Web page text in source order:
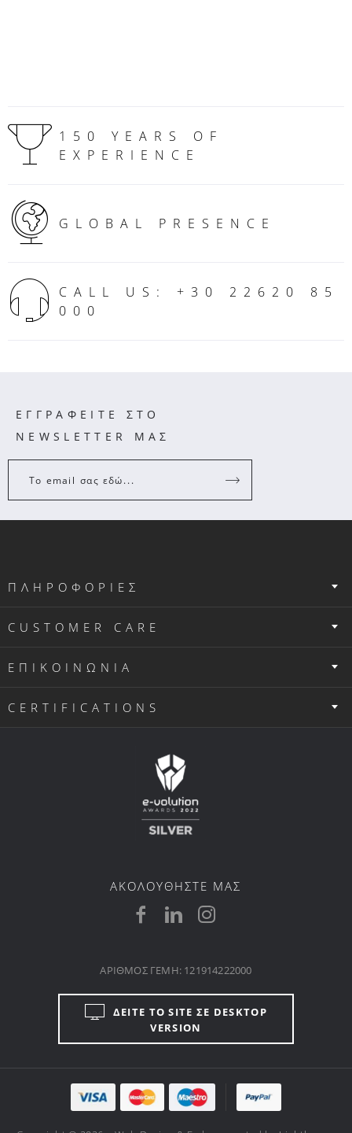
150 YEARS OF
EXPERIENCE
GLOBAL PRESENCE
CALL US: +30 22620 85
000
ΕΓΓΡΑΦΕΙΤΕ ΣΤΟ
NEWSLETTER ΜΑΣ
Το email σας εδώ...
ΠΛΗΡΟΦΟΡΙΕΣ
CUSTOMER CARE
ΕΠΙΚΟΙΝΩΝΙΑ
CERTIFICATIONS
ΑΚΟΛΟΥΘΗΣΤΕ ΜΑΣ
ΔΕΙΤΕ ΤΟ SITE ΣΕ DESKTOP
VERSION
ΑΡΙΘΜΟΣ ΓΕΜΗ: 121914222000